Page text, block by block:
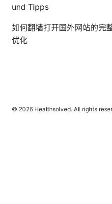
und Tipps
如何翻墙打开国外网站的完
优化
© 2026 Healthsolved. All rights